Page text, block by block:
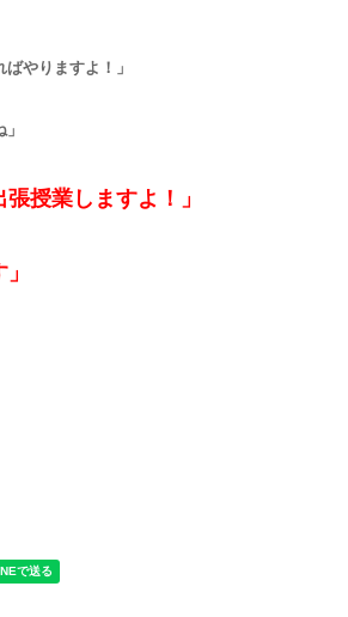
ばやりますよ！」
張授業しますよ！」